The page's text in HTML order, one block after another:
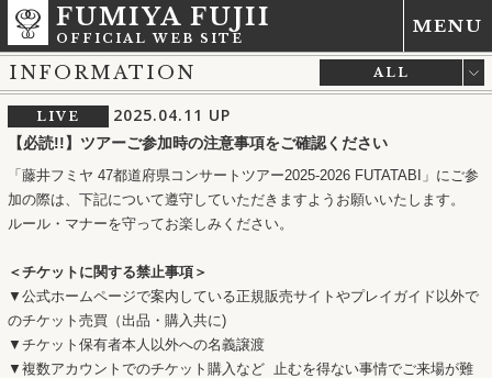
FUMIYA FUJII
OFFICIAL WEB SITE
MENU
INFORMATION
ALL
NEWS
RELEASE
OTHER
LIVE 2025.04.11 UP
【必読!!】ツアーご参加時の注意事項をご確認ください
「藤井フミヤ 47都道府県コンサートツアー2025-2026 FUTATABI」にご参
加の際は、下記について遵守していただきますようお願いいたします。
ルール・マナーを守ってお楽しみください。
＜チケットに関する禁止事項＞
▼公式ホームページで案内している正規販売サイトやプレイガイド以外で
のチケット売買（出品・購入共に)
▼チケット保有者本人以外への名義譲渡
▼複数アカウントでのチケット購入など 止むを得ない事情でご来場が難